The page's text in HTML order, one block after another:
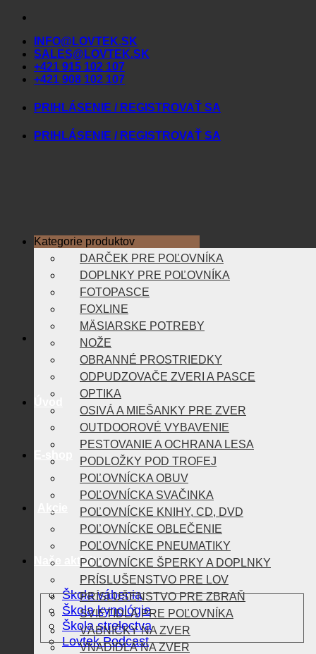
Skip
contentINFO@LOVTEK.SK
SALES@LOVTEK.SK
+421 915 102 107
+421 908 102 107
PRIHLÁSENIE / REGISTROVAŤ SA
PRIHLÁSENIE / REGISTROVAŤ SA
Akcie
Naše aktivity
Škola vábenia
Škola kynológie
Škola strelectva
Lovtek Podcast
Kategorie produktov
DARČEK PRE POĽOVNÍKA
DOPLNKY PRE POĽOVNÍKA
FOTOPASCE
FOXLINE
MÄSIARSKE POTREBY
NOŽE
OBRANNÉ PROSTRIEDKY
ODPUDZOVAČE ZVERI A PASCE
OPTIKA
OSIVÁ A MIEŠANKY PRE ZVER
OUTDOOROVÉ VYBAVENIE
PESTOVANIE A OCHRANA LESA
PODLOŽKY POD TROFEJ
POĽOVNÍCKA OBUV
POĽOVNÍCKA SVAČINKA
POĽOVNÍCKE KNIHY, CD, DVD
POĽOVNÍCKE OBLEČENIE
POĽOVNÍCKE PNEUMATIKY
POĽOVNÍCKE ŠPERKY A DOPLNKY
PRÍSLUŠENSTVO PRE LOV
PRÍSLUŠENSTVO PRE ZBRAŇ
SVIETIDLÁ PRE POĽOVNÍKA
VÁBNIČKY NA ZVER
VNADIDLÁ NA ZVER